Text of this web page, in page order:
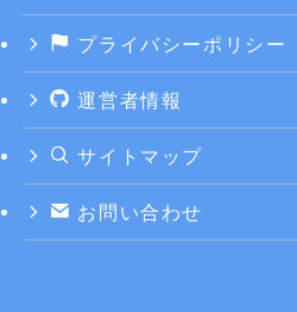
プライバシーポリシー
運営者情報
サイトマップ
お問い合わせ